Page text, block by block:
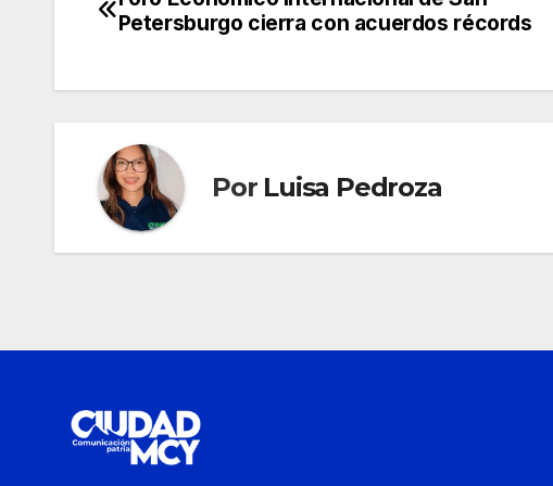
entradas
Petersburgo cierra con acuerdos récords
Por Luisa Pedroza